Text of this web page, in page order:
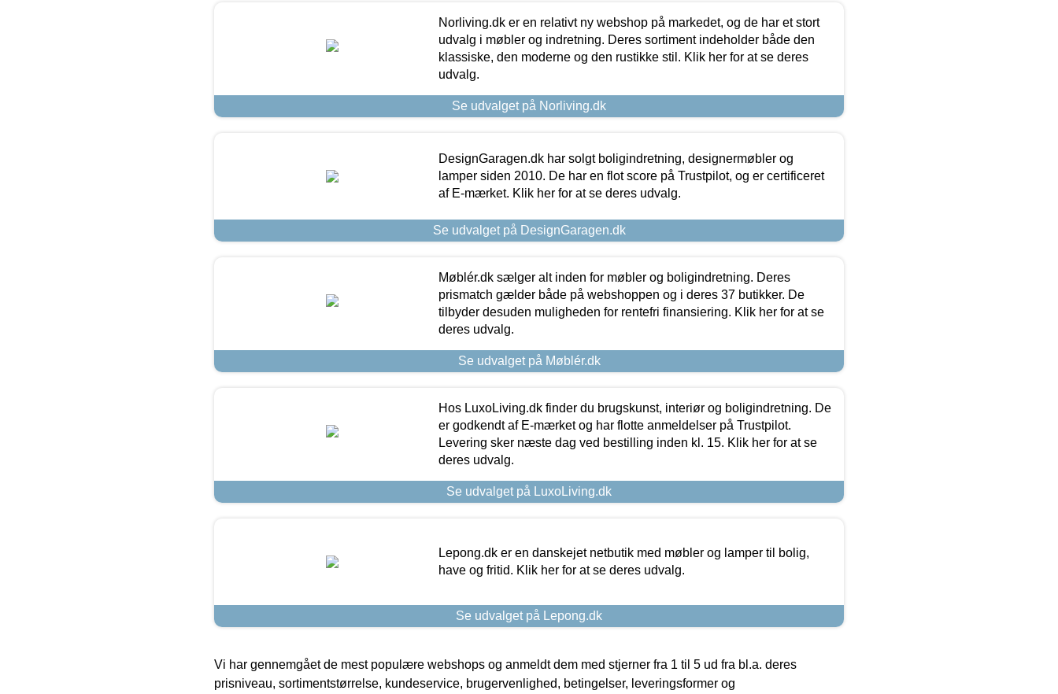
Norliving.dk er en relativt ny webshop på markedet, og de har et stort
udvalg i møbler og indretning. Deres sortiment indeholder både den
klassiske, den moderne og den rustikke stil. Klik her for at se deres
udvalg.
Se udvalget på Norliving.dk
DesignGaragen.dk har solgt boligindretning, designermøbler og
lamper siden 2010. De har en flot score på Trustpilot, og er certificeret
af E-mærket. Klik her for at se deres udvalg.
Se udvalget på DesignGaragen.dk
Møblér.dk sælger alt inden for møbler og boligindretning. Deres
prismatch gælder både på webshoppen og i deres 37 butikker. De
tilbyder desuden muligheden for rentefri finansiering. Klik her for at se
deres udvalg.
Se udvalget på Møblér.dk
Hos LuxoLiving.dk finder du brugskunst, interiør og boligindretning. De
er godkendt af E-mærket og har flotte anmeldelser på Trustpilot.
Levering sker næste dag ved bestilling inden kl. 15. Klik her for at se
deres udvalg.
Se udvalget på LuxoLiving.dk
Lepong.dk er en danskejet netbutik med møbler og lamper til bolig,
have og fritid. Klik her for at se deres udvalg.
Se udvalget på Lepong.dk
Vi har gennemgået de mest populære webshops og anmeldt dem med stjerner fra 1 til 5 ud fra bl.a. deres
prisniveau, sortimentstørrelse, kundeservice, brugervenlighed, betingelser, leveringsformer og